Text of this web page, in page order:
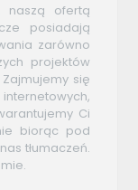
naszą ofertą
posiadają
zarówno
projektów
się
Ci
biorąc pod
tłumaczeń.